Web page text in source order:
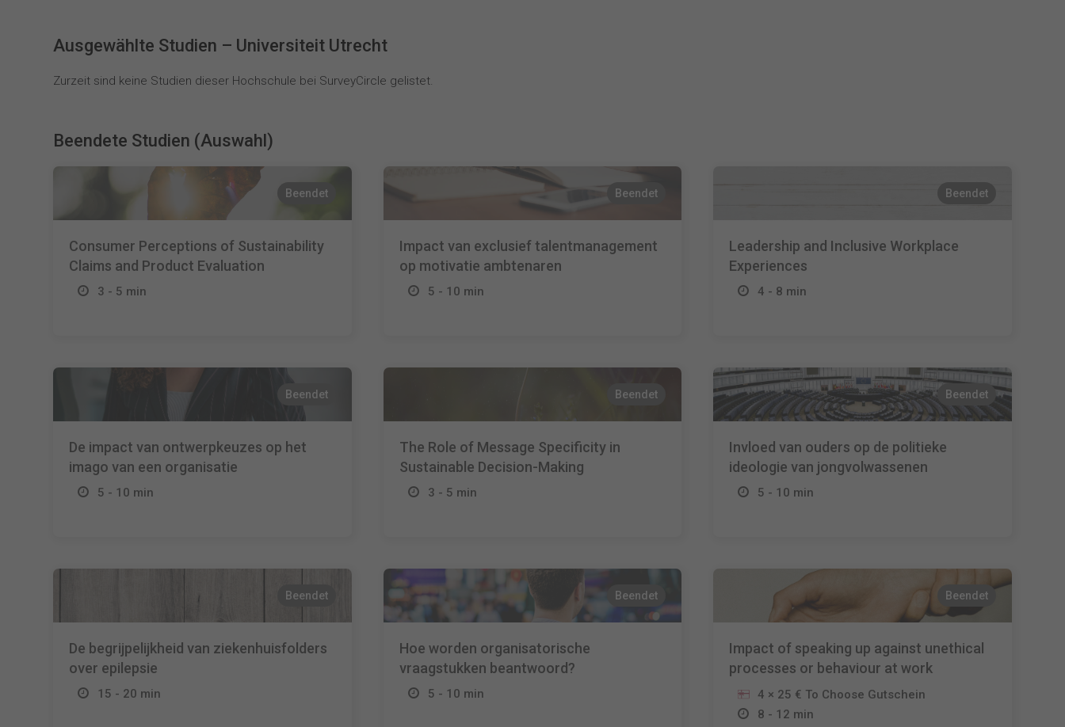
Ausgewählte Studien – Universiteit Utrecht
Zurzeit sind keine Studien dieser Hochschule bei SurveyCircle gelistet.
Beendete Studien (Auswahl)
Beendet
Consumer Perceptions of Sustainability
Claims and Product Evaluation
3 - 5 min
Beendet
Impact van exclusief talentmanagement
op motivatie ambtenaren
5 - 10 min
Beendet
Leadership and Inclusive Workplace
Experiences
4 - 8 min
Beendet
De impact van ontwerpkeuzes op het
imago van een organisatie
5 - 10 min
Beendet
The Role of Message Specificity in
Sustainable Decision-Making
3 - 5 min
Beendet
Invloed van ouders op de politieke
ideologie van jongvolwassenen
5 - 10 min
Beendet
De begrijpelijkheid van ziekenhuisfolders
over epilepsie
15 - 20 min
Beendet
Hoe worden organisatorische
vraagstukken beantwoord?
5 - 10 min
Beendet
Impact of speaking up against unethical
processes or behaviour at work
4 × 25 € To Choose Gutschein
8 - 12 min